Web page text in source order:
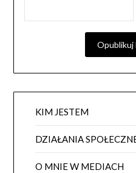
KIM JESTEM
DZIAŁANIA
O MNIE W MEDIACH